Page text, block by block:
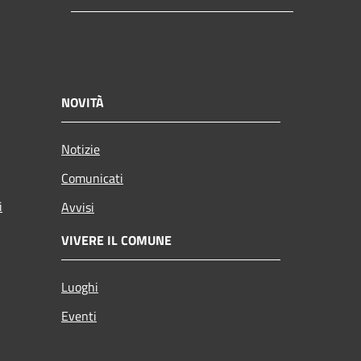
NOVITÀ
Notizie
Comunicati
Avvisi
VIVERE IL COMUNE
Luoghi
Eventi